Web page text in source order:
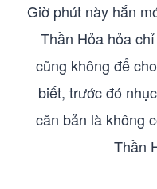
Giờ phút này hắn
Thần Hỏa hỏa
cũng không để
biết, trước đó
căn bản là không
Thần